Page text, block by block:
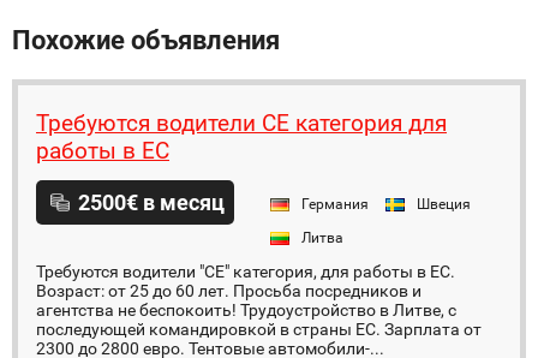
Похожие объявления
Требуются водители СЕ категория для
работы в ЕС
2500€ в месяц Германия
Швеция
Литва
Требуются водители "СЕ" категория, для работы в ЕС.
Возраст: от 25 до 60 лет. Просьба посредников и
агентства не беспокоить! Трудоустройство в Литве, с
последующей командировкой в страны ЕС. Зарплата от
2300 до 2800 евро. Тентовые автомобили-...